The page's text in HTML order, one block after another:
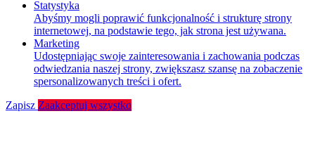
Statystyka
Abyśmy mogli poprawić funkcjonalność i strukturę strony
internetowej, na podstawie tego, jak strona jest używana.
Marketing
Udostępniając swoje zainteresowania i zachowania podczas
odwiedzania naszej strony, zwiększasz szansę na zobaczenie
spersonalizowanych treści i ofert.
Zapisz Zaakceptuj wszystko